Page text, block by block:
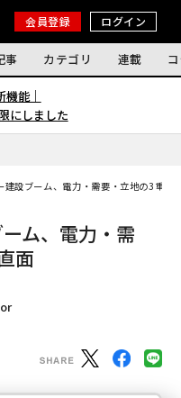
会員登録 ログイン
事 カテゴリ 連載
能｜
にしました
建設ブーム、電力・需要・立地の3重リ
ム、電力・需
面